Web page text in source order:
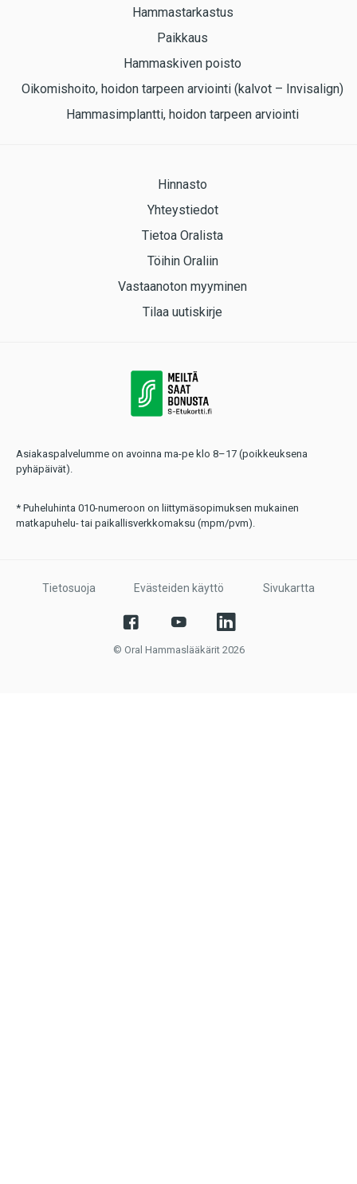
Hammastarkastus
Paikkaus
Hammaskiven poisto
Oikomishoito, hoidon tarpeen arviointi (kalvot – Invisalign)
Hammasimplantti, hoidon tarpeen arviointi
Hinnasto
Yhteystiedot
Tietoa Oralista
Töihin Oraliin
Vastaanoton myyminen
Tilaa uutiskirje
Asiakaspalvelumme on avoinna ma-pe klo 8–17 (poikkeuksena
pyhäpäivät).
* Puheluhinta 010-numeroon on liittymäsopimuksen mukainen
matkapuhelu- tai paikallisverkkomaksu (mpm/pvm).
Tietosuoja Evästeiden käyttö Sivukartta
© Oral Hammaslääkärit 2026